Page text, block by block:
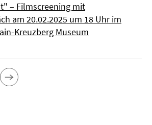
– Filmscreening mit
am 20.02.2025 um 18 Uhr im
Kreuzberg Museum